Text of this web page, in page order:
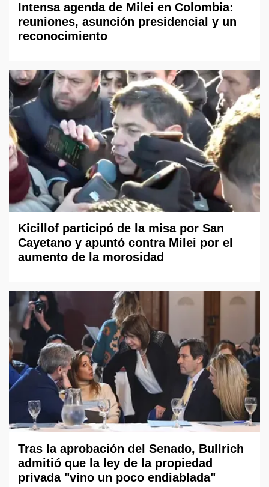
Intensa agenda de Milei en Colombia:
reuniones, asunción presidencial y un
reconocimiento
Kicillof participó de la misa por San
Cayetano y apuntó contra Milei por el
aumento de la morosidad
Tras la aprobación del Senado, Bullrich
admitió que la ley de la propiedad
privada "vino un poco endiablada"